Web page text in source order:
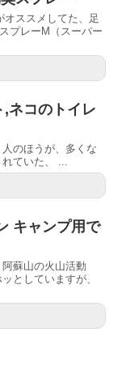
ススメしてた、足
プレーM（スーパー
ネコのトイレ
のほうが、多くな
ていた、 ...
キャンプ用で
蘇山の火山活動
としていますが、